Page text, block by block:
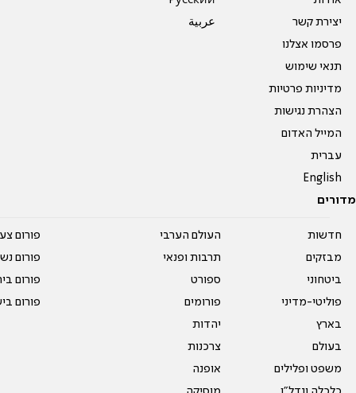
יצירת קשר
פרסמו אצלנו
תנאי שימוש
מדיניות פרטיות
הצהרת נגישות
המייל האדום
עברית
English
عربية
מדורים
חדשות
מבזקים
ביטחוני
פוליטי-מדיני
בארץ
בעולם
משפט ופלילים
העולם הערבי
תרבות ופנאי
ספורט
פורומים
יהדות
צרכנות
אופנה
פורום
פורום
פורום
פורום